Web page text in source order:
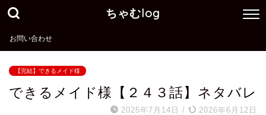
ちゃむlog
お問い合わせ
【完結】できるメイド様
できるメイド様【２４３話】ネタバレ
2025年7月14日 / 2026年6月12日